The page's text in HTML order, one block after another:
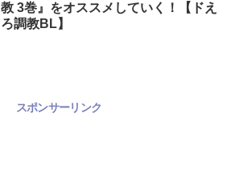
教 3巻』をオススメしていく！【ドえ
ろ調教BL】
スポンサーリンク